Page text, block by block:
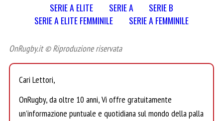
SERIE A ELITE SERIE A
SERIE B
SERIE A ELITE FEMMINILE
SERIE A FEMMINILE
OnRugby.it © Riproduzione riservata
Cari Lettori,
OnRugby, da oltre 10 anni, Vi offre gratuitamente
un’informazione puntuale e quotidiana sul mondo della palla